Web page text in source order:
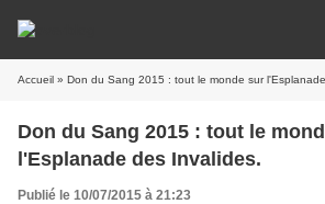
Accueil » Don du Sang 2015 : tout le monde sur
Don du Sang 2015 : tout le
l'Esplanade des Invalides.
Publié le 10/07/2015 à 21:23